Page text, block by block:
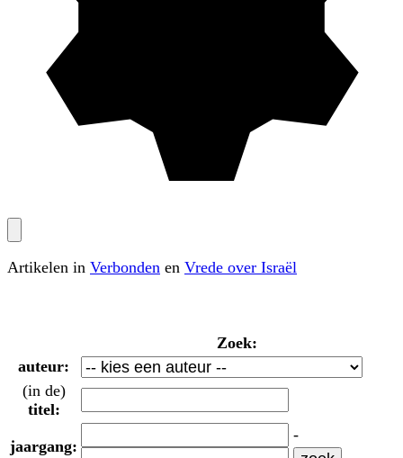
Artikelen in Verbonden en Vrede over Israël
Zoek:
auteur:
(in de)
titel:
jaargang:
-